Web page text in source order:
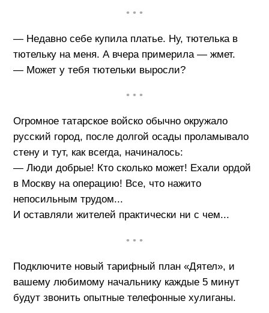
• • •
— Недавно себе купила платье. Ну, тютелька в
тютельку на меня. А вчера примерила — жмет.
— Может у тебя тютельки выросли?
• • •
Огромное татарское войско обычно окружало
русский город, после долгой осады проламывало
стену и тут, как всегда, начиналось:
— Люди добрые! Кто сколько может! Ехали ордой
в Москву на операцию! Все, что нажито
непосильным трудом...
И оставляли жителей практически ни с чем...
• • •
Подключите новый тарифный план «Дятел», и
вашему любимому начальнику каждые 5 минут
будут звонить опытные телефонные хулиганы.